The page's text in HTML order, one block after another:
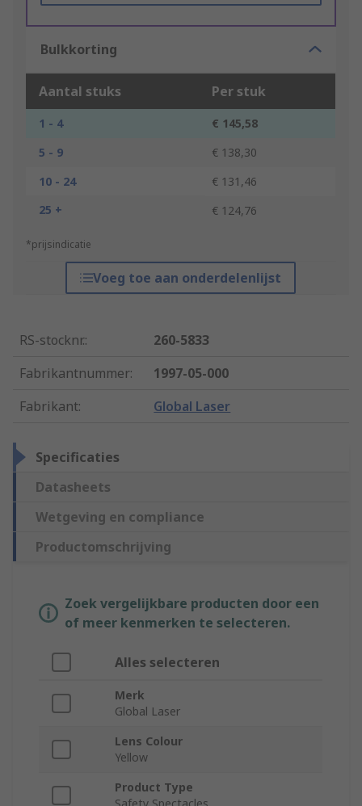
Bulkkorting
Aantal stuks Per stuk
1 - 4
€ 145,58
5 - 9
€ 138,30
10 - 24
€ 131,46
25 +
€ 124,76
*prijsindicatie
Voeg toe aan onderdelenlijst
RS-stocknr.:
260-5833
Fabrikantnummer:
1997-05-000
Fabrikant: Global Laser
Specificaties
Datasheets
Wetgeving en compliance
Productomschrijving
Zoek vergelijkbare producten door een
of meer kenmerken te selecteren.
Alles selecteren
Merk
Global Laser
Lens Colour
Yellow
Product Type